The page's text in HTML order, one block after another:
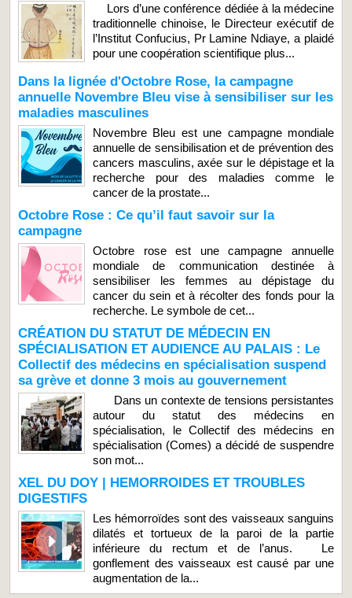
Lors d’une conférence dédiée à la médecine
traditionnelle chinoise, le Directeur exécutif de
l’Institut Confucius, Pr Lamine Ndiaye, a plaidé
pour une coopération scientifique plus...
Dans la lignée d'Octobre Rose, la campagne
annuelle Novembre Bleu vise à sensibiliser sur les
maladies masculines
Novembre Bleu est une campagne mondiale
annuelle de sensibilisation et de prévention des
cancers masculins, axée sur le dépistage et la
recherche pour des maladies comme le
cancer de la prostate...
Octobre Rose : Ce qu’il faut savoir sur la
campagne
Octobre rose est une campagne annuelle
mondiale de communication destinée à
sensibiliser les femmes au dépistage du
cancer du sein et à récolter des fonds pour la
recherche. Le symbole de cet...
CRÉATION DU STATUT DE MÉDECIN EN
SPÉCIALISATION ET AUDIENCE AU PALAIS : Le
Collectif des médecins en spécialisation suspend
sa grève et donne 3 mois au gouvernement
Dans un contexte de tensions persistantes
autour du statut des médecins en
spécialisation, le Collectif des médecins en
spécialisation (Comes) a décidé de suspendre
son mot...
XEL DU DOY | HEMORROIDES ET TROUBLES
DIGESTIFS
Les hémorroïdes sont des vaisseaux sanguins
dilatés et tortueux de la paroi de la partie
inférieure du rectum et de l’anus. Le
gonflement des vaisseaux est causé par une
augmentation de la...